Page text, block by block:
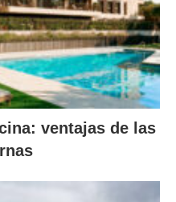
ventajas de las